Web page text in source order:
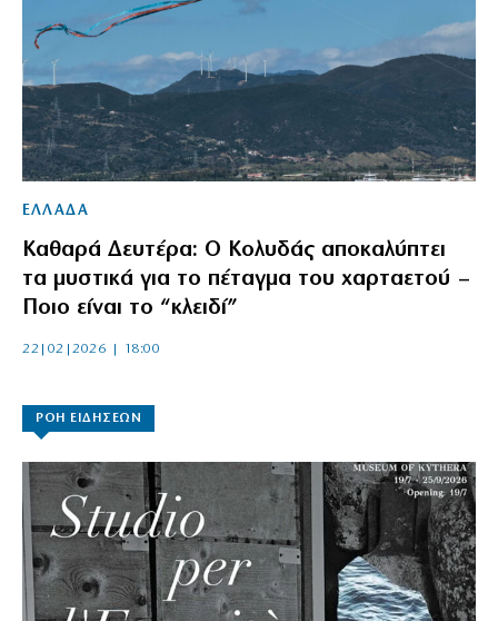
ΕΛΛΑΔΑ
Καθαρά Δευτέρα: Ο Κολυδάς αποκαλύπτει
τα μυστικά για το πέταγμα του χαρταετού –
Ποιο είναι το “κλειδί”
22|02|2026 | 18:00
ΡΟΗ ΕΙΔΗΣΕΩΝ